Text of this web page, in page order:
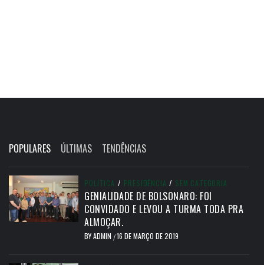
POPULARES ÚLTIMAS TENDÊNCIAS
POLÍTICA / PRESIDÊNCIA / SEM CATEGORIA
GENIALIDADE DE BOLSONARO: FOI
CONVIDADO E LEVOU A TURMA TODA PRA
ALMOÇAR.
BYADMIN /16 DE MARÇO DE 2019